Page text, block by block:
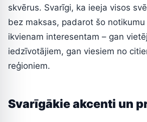
skvērus. Svarīgi, ka ieeja visos
bez maksas, padarot šo notikumu
ikvienam interesentam – gan
iedzīvotājiem, gan viesiem no
reģioniem.
Svarīgākie akcenti un